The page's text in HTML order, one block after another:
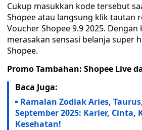
Cukup masukkan kode tersebut
Shopee atau langsung klik tautan
Voucher Shopee 9.9 2025.
merasakan sensasi belanja super
Shopee.
Promo Tambahan: Shopee Live
Baca Juga:
Ramalan Zodiak Aries,
September 2025: Karier, Cinta,
Kesehatan!